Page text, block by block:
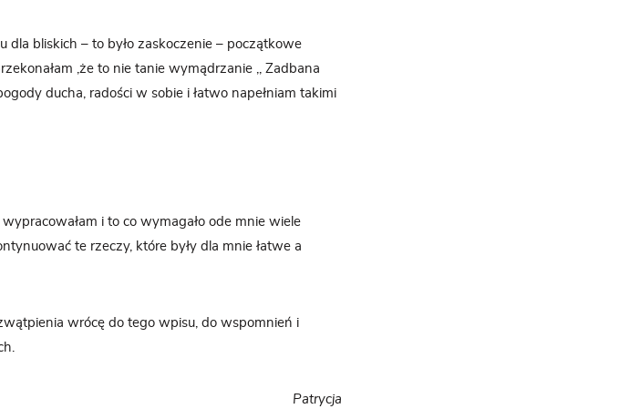
dla bliskich – to było zaskoczenie – początkowe
,że to nie tanie wymądrzanie ,, Zadbana
ducha, radości w sobie i łatwo napełniam takimi
i to co wymagało ode mnie wiele
te rzeczy, które były dla mnie łatwe a
wrócę do tego wpisu, do wspomnień i
Patrycja